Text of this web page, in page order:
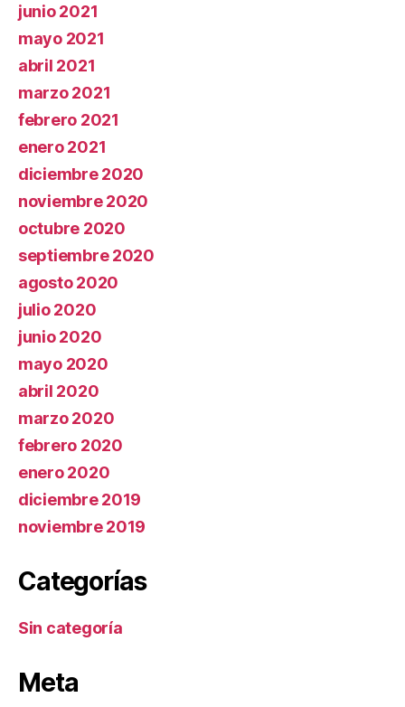
junio 2021
mayo 2021
abril 2021
marzo 2021
febrero 2021
enero 2021
diciembre 2020
noviembre 2020
octubre 2020
septiembre 2020
agosto 2020
julio 2020
junio 2020
mayo 2020
abril 2020
marzo 2020
febrero 2020
enero 2020
diciembre 2019
noviembre 2019
Categorías
Sin categoría
Meta